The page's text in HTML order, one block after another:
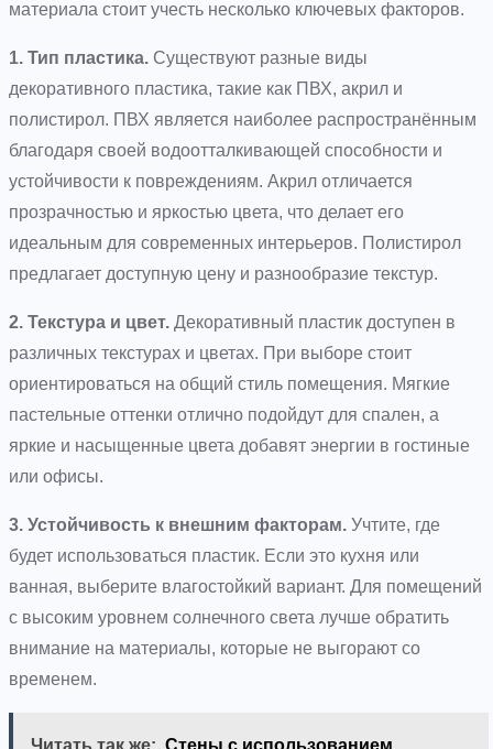
материала стоит учесть несколько ключевых факторов.
1. Тип пластика. Существуют разные виды
декоративного пластика, такие как ПВХ, акрил и
полистирол. ПВХ является наиболее распространённым
благодаря своей водоотталкивающей способности и
устойчивости к повреждениям. Акрил отличается
прозрачностью и яркостью цвета, что делает его
идеальным для современных интерьеров. Полистирол
предлагает доступную цену и разнообразие текстур.
2. Текстура и цвет. Декоративный пластик доступен в
различных текстурах и цветах. При выборе стоит
ориентироваться на общий стиль помещения. Мягкие
пастельные оттенки отлично подойдут для спален, а
яркие и насыщенные цвета добавят энергии в гостиные
или офисы.
3. Устойчивость к внешним факторам. Учтите, где
будет использоваться пластик. Если это кухня или
ванная, выберите влагостойкий вариант. Для помещений
с высоким уровнем солнечного света лучше обратить
внимание на материалы, которые не выгорают со
временем.
Читать так же: Стены с использованием